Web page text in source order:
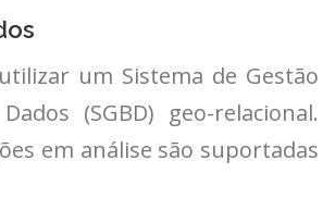
um Sistema de Gestão
(SGBD) geo-relacional.
em análise são suportadas